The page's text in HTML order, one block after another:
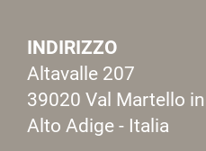
INDIRIZZO
Altavalle 207
39020 Val Martello
Alto Adige - Italia